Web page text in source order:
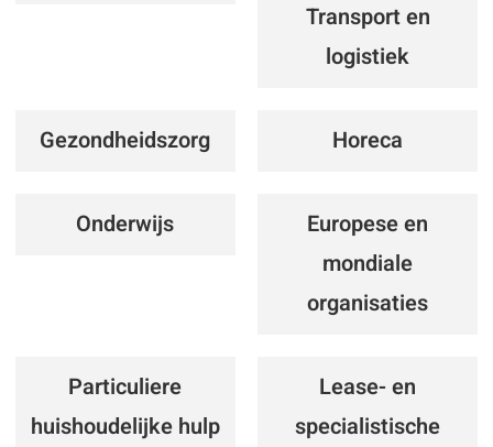
Transport en
logistiek
Gezondheidszorg Horeca
Onderwijs
Europese en
mondiale
organisaties
Particuliere
huishoudelijke hulp
Lease- en
specialistische